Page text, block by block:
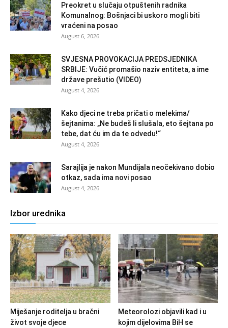
Preokret u slučaju otpuštenih radnika
Komunalnog: Bošnjaci bi uskoro mogli biti
vraćeni na posao
August 6, 2026
SVJESNA PROVOKACIJA PREDSJEDNIKA
SRBIJE: Vučić promašio naziv entiteta, a ime
države prešutio (VIDEO)
August 4, 2026
Kako djeci ne treba pričati o melekima/
šejtanima: „Ne budeš li slušala, eto šejtana po
tebe, dat ću im da te odvedu!“
August 4, 2026
Sarajlija je nakon Mundijala neočekivano dobio
otkaz, sada ima novi posao
August 4, 2026
Izbor urednika
Miješanje roditelja u bračni
život svoje djece
Meteorolozi objavili kad i u
kojim dijelovima BiH se